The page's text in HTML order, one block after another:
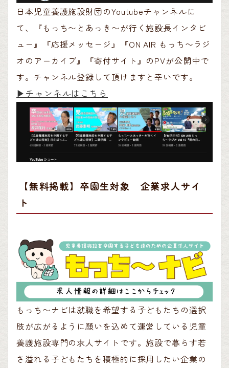
日本児童養護施設財団のYoutubeチャンネルに
て、『もっち〜とあっき〜が行く施設長インタビ
ュー』『応援メッセージ』『ON AIR もっち〜ラジ
オのアーカイブ』『寄付サイト』のPVが公開中で
す。チャンネル登録して頂けますと幸いです。
▶︎チャンネルはこちら
【無料掲載】卒園生対象 企業求人サイ
ト
もっち〜ナビは就職を希望する子どもたちの選択
肢が広がるように願いを込めて運営している児童
養護施設専門の求人サイトです。施設で暮らす若
さ溢れる子どもたちを積極的に採用したい企業の